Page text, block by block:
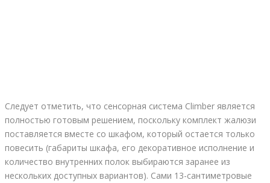
Следует отметить, что сенсорная система Climber является
полностью готовым решением, поскольку комплект жалюзи
поставляется вместе со шкафом, который остается только
повесить (габариты шкафа, его декоративное исполнение и
количество внутренних полок выбираются заранее из
нескольких доступных вариантов). Сами 13-сантиметровые